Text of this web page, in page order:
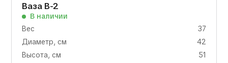
Ваза В-2
В наличии
Вес
37
Диаметр, см
42
Высота, см
51